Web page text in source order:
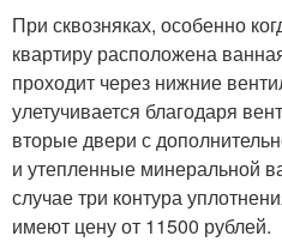
При сквозняках, особенно
квартиру расположена
проходит через нижние
улетучивается благодаря
вторые двери с
и утепленные минеральной
случае три контура
имеют цену от 11500 рублей.